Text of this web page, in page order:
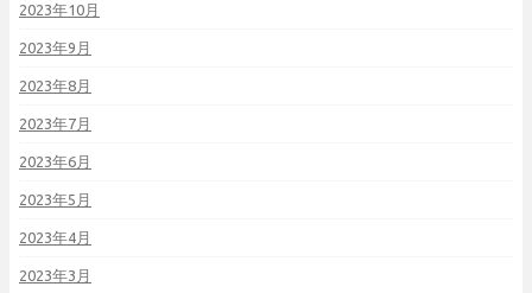
2023年10月
2023年9月
2023年8月
2023年7月
2023年6月
2023年5月
2023年4月
2023年3月